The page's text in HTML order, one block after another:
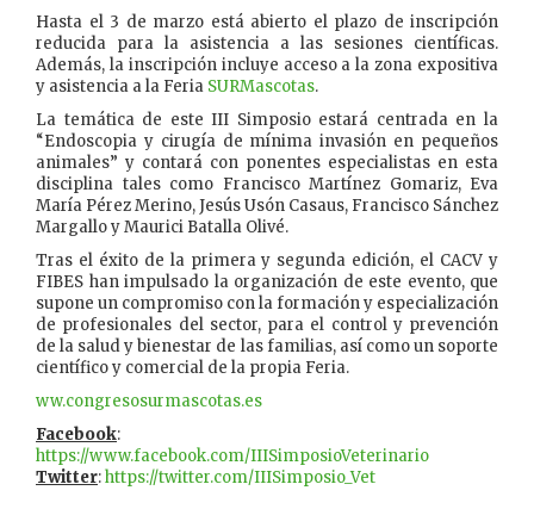
Hasta el 3 de marzo está abierto el plazo de inscripción
reducida para la asistencia a las sesiones científicas.
Además, la inscripción incluye acceso a la zona expositiva
y asistencia a la Feria SURMascotas.
La temática de este III Simposio estará centrada en la
“Endoscopia y cirugía de mínima invasión en pequeños
animales” y contará con ponentes especialistas en esta
disciplina tales como Francisco Martínez Gomariz, Eva
María Pérez Merino, Jesús Usón Casaus, Francisco Sánchez
Margallo y Maurici Batalla Olivé.
Tras el éxito de la primera y segunda edición, el CACV y
FIBES han impulsado la organización de este evento, que
supone un compromiso con la formación y especialización
de profesionales del sector, para el control y prevención
de la salud y bienestar de las familias, así como un soporte
científico y comercial de la propia Feria.
ww.congresosurmascotas.es
Facebook:
https://www.facebook.com/IIISimposioVeterinario
Twitter:https://twitter.com/IIISimposio_Vet